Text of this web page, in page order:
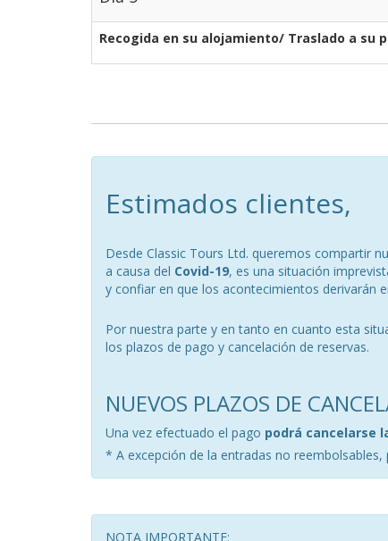
Recogida en su alojamiento/ Traslado a su
Estimados clientes,
Desde Classic Tours Ltd. queremos compartir
a causa del Covid-19, es una situación
y confiar en que los acontecimientos derivarán
Por nuestra parte y en tanto en cuanto esta
los plazos de pago y cancelación de reservas.
NUEVOS PLAZOS DE
Una vez efectuado el pago podrá cancelarse
* A excepción de la entradas no
NOTA IMPORTANTE: